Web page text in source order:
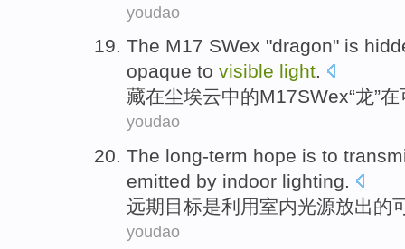
youdao
The M17 SWex "dragon" is
opaque to visible light.
藏在尘埃云中的M17SWex“龙”在
youdao
The long-term hope is to
emitted by indoor lighting.
远期 目标是利用室内光源放出的
youdao